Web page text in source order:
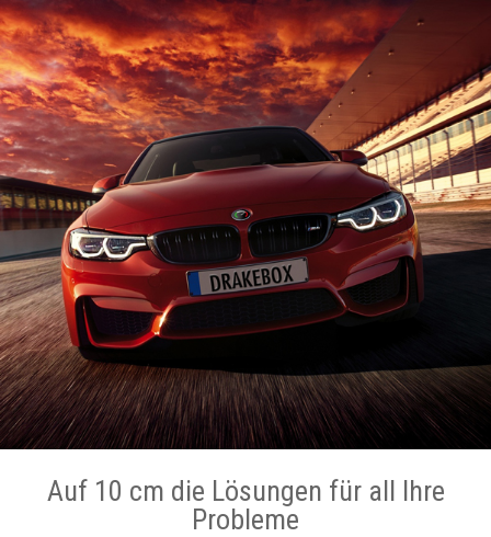
Auf 10 cm die Lösungen für all Ihre
Probleme